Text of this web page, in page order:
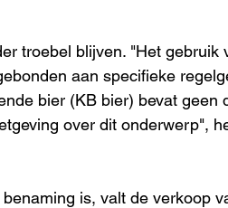
troebel blijven. "Het gebruik
aan specifieke
bier (KB bier) bevat geen
over dit onderwerp",
is, valt de verkoop